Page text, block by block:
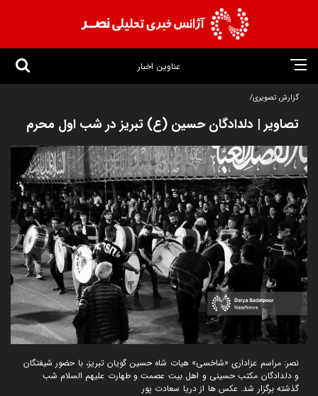
عناوین اخبار
گزارش تصویری/
تصاویر | دلدادگان حسین (ع) تبریز در شب اول محرم
نصر: مراسم عزاداری «شاخسی» هیات شاه حسین گویان تبریز، با حضور شیفتگان
و دلدادگان مکتب حسینی و اهل بیت عصمت و طهارت علیهم السلام شب
گذشته برگزار شد. عکس ها از دریا سعادت پور